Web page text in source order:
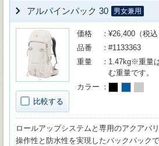
アルパインパック 30 男女兼用
比較する
価格
¥26,400（税込
品番
#1133363
重量
1.47kg※重量
む重量です。
カラー
ロールアップシステムと専用のアクアバ
操作性と防水性を実現したバックパック